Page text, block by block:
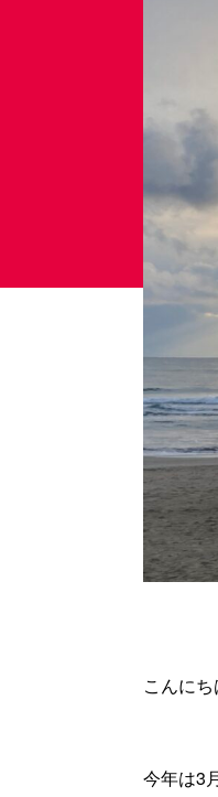
こんに
今年は3